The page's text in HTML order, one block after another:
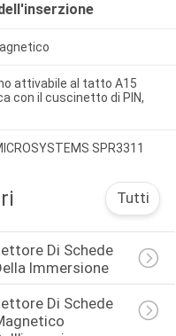
attivabile al tatto A15
con il cuscinetto di PIN,
SPR3311
Tutti
Di Schede
Immersione
Di Schede